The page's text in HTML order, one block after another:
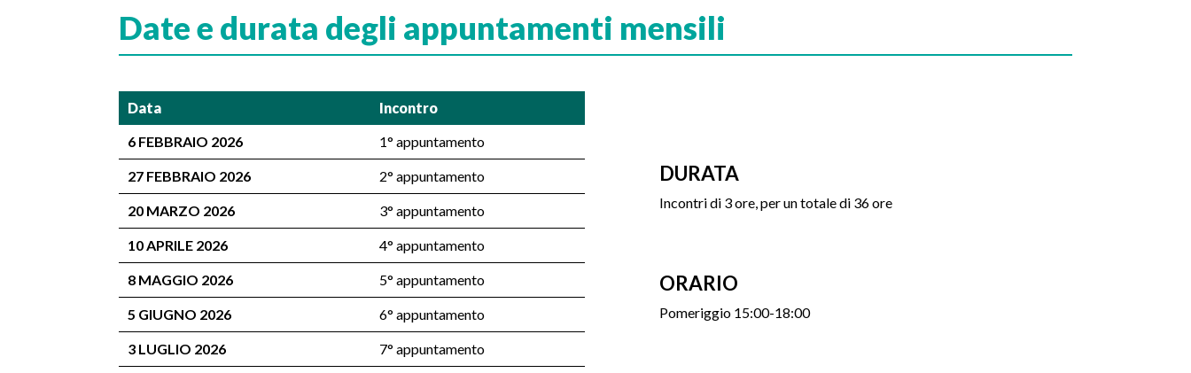
Date e durata degli appuntamenti mensili
Data
Incontro
6 FEBBRAIO 2026
1° appuntamento
27 FEBBRAIO 2026 2° appuntamento
20 MARZO 2026 3° appuntamento
10 APRILE 2026 4° appuntamento
8 MAGGIO 2026 5° appuntamento
5 GIUGNO 2026 6° appuntamento
3 LUGLIO 2026 7° appuntamento
DURATA
Incontri di 3 ore, per un totale di 36 ore
ORARIO
Pomeriggio 15:00-18:00